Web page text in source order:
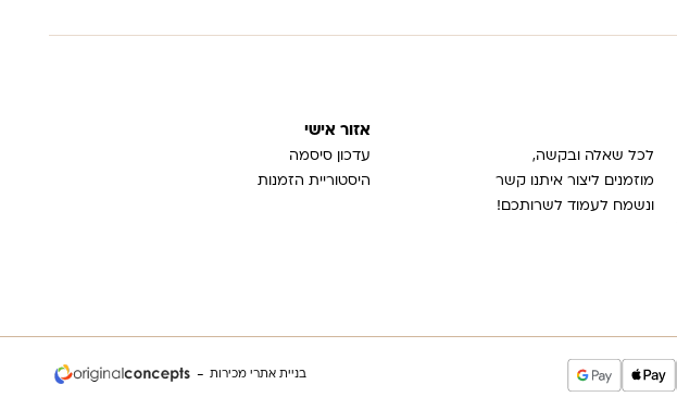
לכל שאלה ובקשה,
מוזמנים ליצור איתנו קשר
ונשמח לעמוד לשרותכם!
אזור אישי
עדכון סיסמה
היסטוריית הזמנות
בניית אתרי מכירות